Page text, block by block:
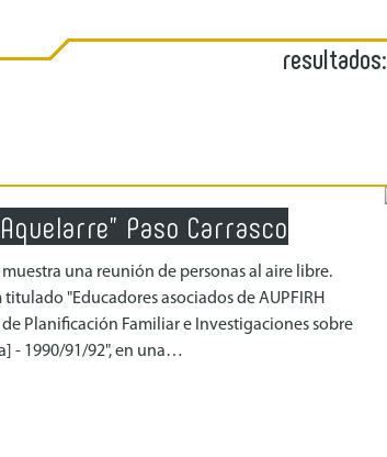
resultados:
Paso Carrasco
una reunión de personas al aire libre.
"Educadores asociados de AUPFIRH
Planificación Familiar e Investigaciones sobre
- 1990/91/92", en una…